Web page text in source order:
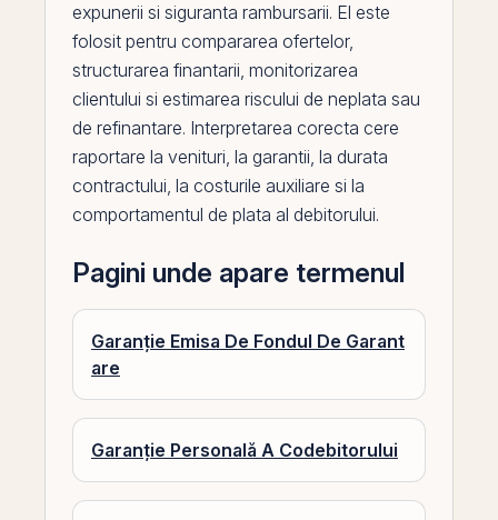
expunerii si siguranta rambursarii. El este
folosit pentru compararea ofertelor,
structurarea finantarii, monitorizarea
clientului si estimarea riscului de neplata sau
de refinantare. Interpretarea corecta cere
raportare la venituri, la garantii, la durata
contractului, la costurile auxiliare si la
comportamentul de plata al debitorului.
Pagini unde apare termenul
Garanție Emisa De Fondul De Garant
are
Garanție Personală A Codebitorului